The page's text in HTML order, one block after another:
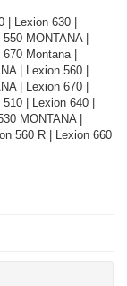
Lexion 630 |
MONTANA |
Montana |
| Lexion 560 |
| Lexion 670 |
| Lexion 640 |
MONTANA |
560 R | Lexion 660